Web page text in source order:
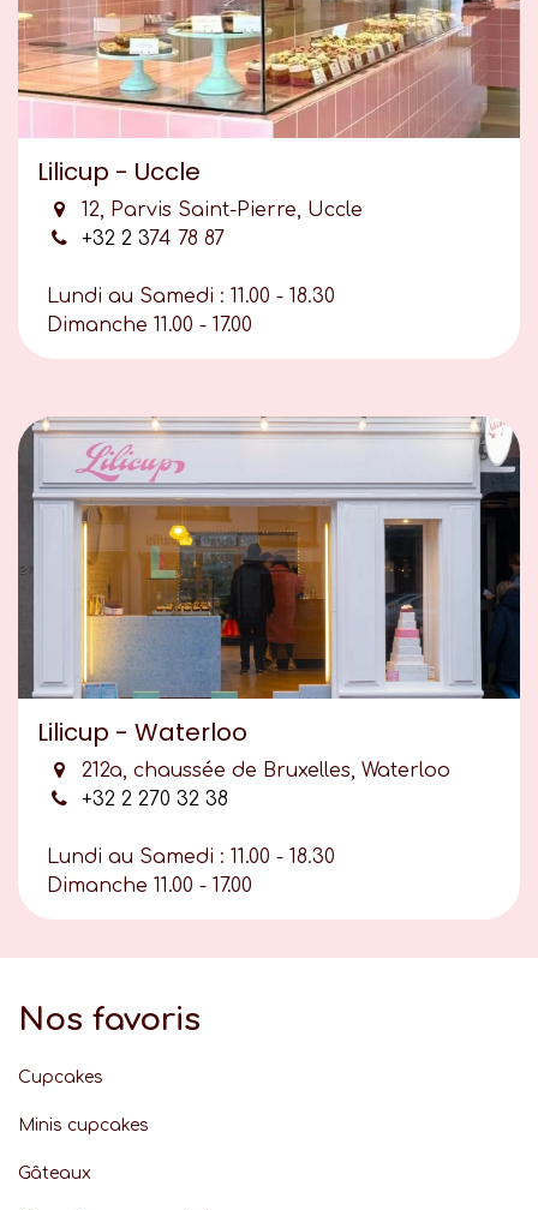
Lilicup - Uccle
12, Parvis Saint-Pierre, Uccle
+32 2 374 78 87
Lundi au Samedi : 11.00 - 18.30
Dimanche 11.00 - 17.00
Lilicup - Waterloo
212a, chaussée de Bruxelles, Waterloo
+32 2 270 32 38
Lundi au Samedi : 11.00 - 18.30
Dimanche 11.00 - 17.00
Nos favoris
Cupcakes
Minis cupcakes
Gâteaux